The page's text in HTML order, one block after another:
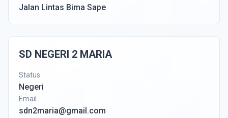
Jalan Lintas Bima Sape
SD NEGERI 2 MARIA
Status
Negeri
Email
sdn2maria@gmail.com